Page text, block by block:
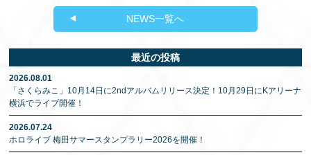
NEWS一覧へ
最近の投稿
2026.08.01
「さくらみこ」10月14日に2ndアルバムリリース決定！10月29日にKアリーナ
横浜でライブ開催！
2026.07.24
ホロライブ 梅田サマースタンプラリー2026を開催！